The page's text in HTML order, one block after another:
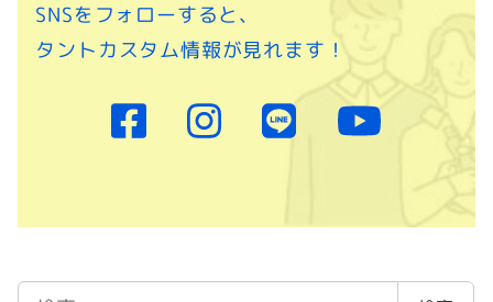
SNSをフォローすると、
タントカスタム情報が見れます！